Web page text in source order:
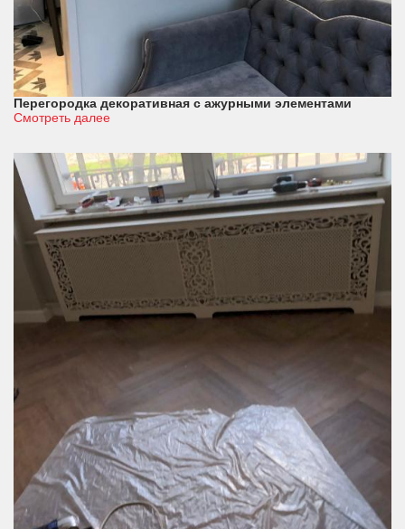
Перегородка декоративная с ажурными элементами
Смотреть далее